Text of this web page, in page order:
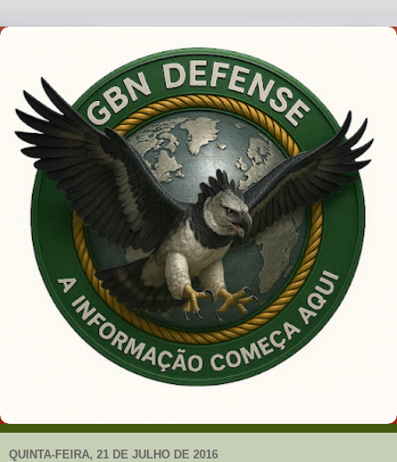
QUINTA-FEIRA, 21 DE JULHO DE 2016